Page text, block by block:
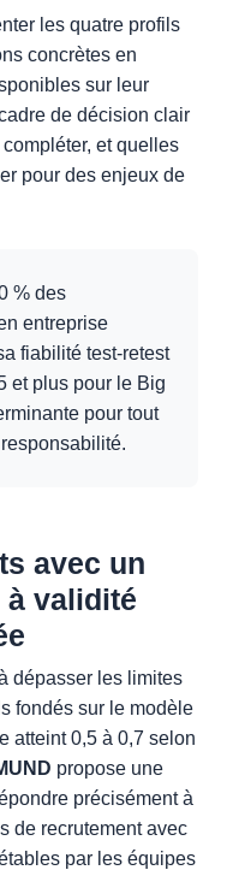
les quatre profils
concrètes en
sur leur
de décision clair
et quelles
pour des enjeux de
% des
entreprise
fiabilité test-retest
et plus pour le Big
pour tout
avec un
validité
dépasser les limites
fondés sur le modèle
atteint 0,5 à 0,7 selon
propose une
précisément à
de recrutement avec
par les équipes